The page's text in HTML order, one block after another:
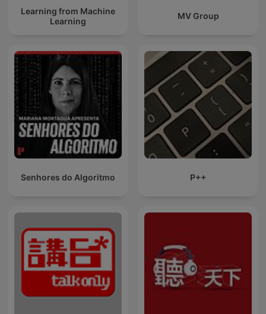
Learning from Machine
Learning
MV Group
Senhores do Algoritmo P++